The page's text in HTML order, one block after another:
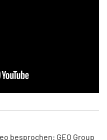
besprochen: GEO Group